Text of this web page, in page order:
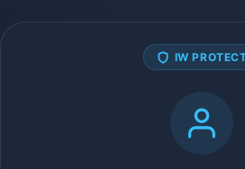
IW